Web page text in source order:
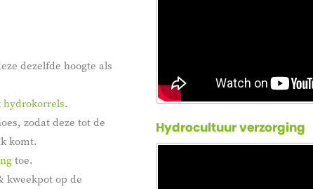
dezelfde hoogte als
hydrokorrels.
zodat deze tot de
komt.
toe.
kweekpot op de
Hydrocultuur verzorging